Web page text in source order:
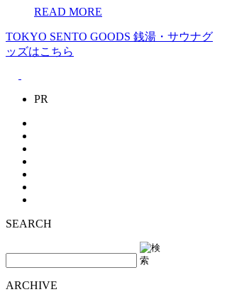
READ MORE
TOKYO SENTO GOODS 銭湯・サウナグ
ッズはこちら
PR
SEARCH
ARCHIVE